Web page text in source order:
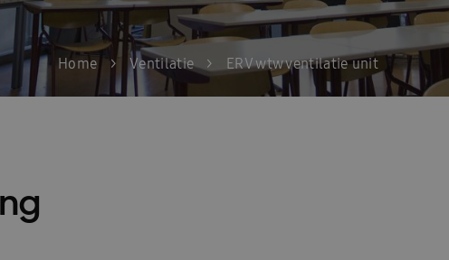
Home > Ventilatie > ERV wtw ventilatie unit